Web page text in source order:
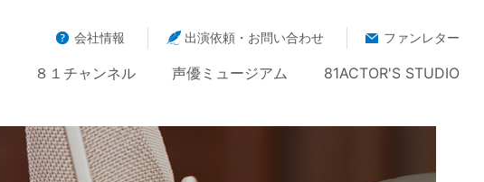
会社情報 出演依頼・お問い合わせ ファンレター
８１チャンネル 声優ミュージアム 81ACTOR'S STUDIO